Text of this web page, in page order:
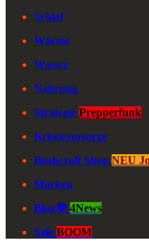
Schlaf
Wärme
Wasser
Nahrung
Strategie Prepperfunk
Krisenvorsorge
Bushcraft Shop NEU
Marken
Blog💬 4News
Sale BOOM